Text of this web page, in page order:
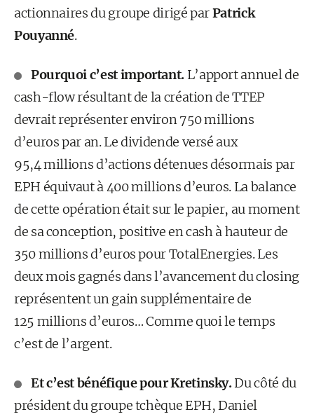
actionnaires du groupe dirigé parPatrick
Pouyanné.
Pourquoi c’est important. L’apport annuel de
cash-flow résultant de la création de TTEP
devrait représenter environ 750 millions
d’euros par an. Le dividende versé aux
95,4 millions d’actions détenues désormais par
EPH équivaut à 400 millions d’euros. La balance
de cette opération était sur le papier, au moment
de sa conception, positive en cash à hauteur de
350 millions d’euros pour TotalEnergies. Les
deux mois gagnés dans l’avancement du closing
représentent un gain supplémentaire de
125 millions d’euros… Comme quoi le temps
c’est de l’argent.
Et c’est bénéfique pour Kretinsky.Du côté du
président du groupe tchèque EPH, Daniel